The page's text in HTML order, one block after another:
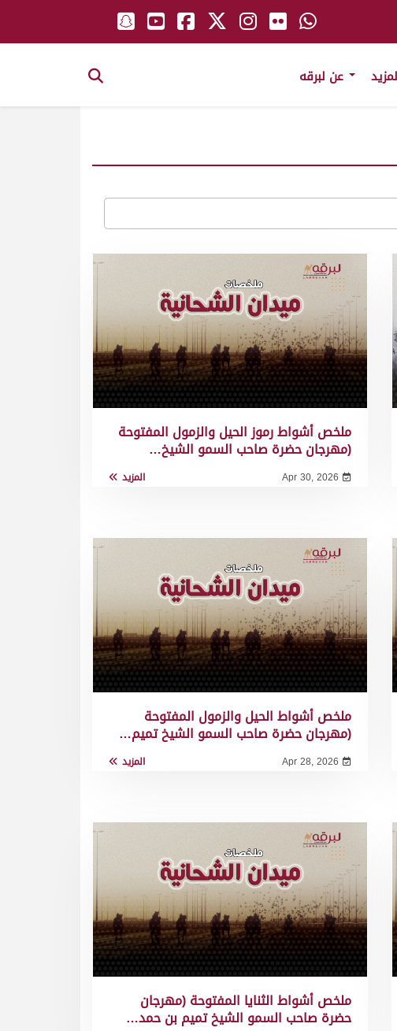
ملخص أشواط رموز الحيل والزمول المفتوحة
(مهرجان حضرة صاحب السمو الشيخ…
Apr 30, 2026 المزيد
ملخص أشواط الحيل والزمول المفتوحة
(مهرجان حضرة صاحب السمو الشيخ تميم…
Apr 28, 2026 المزيد
ملخص أشواط الثنايا المفتوحة (مهرجان
حضرة صاحب السمو الشيخ تميم بن حمد…